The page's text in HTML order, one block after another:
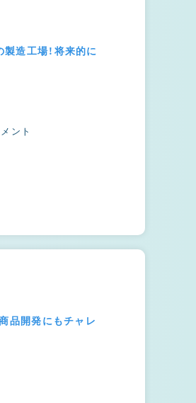
造工場！将来的に
ント
品開発にもチャレ